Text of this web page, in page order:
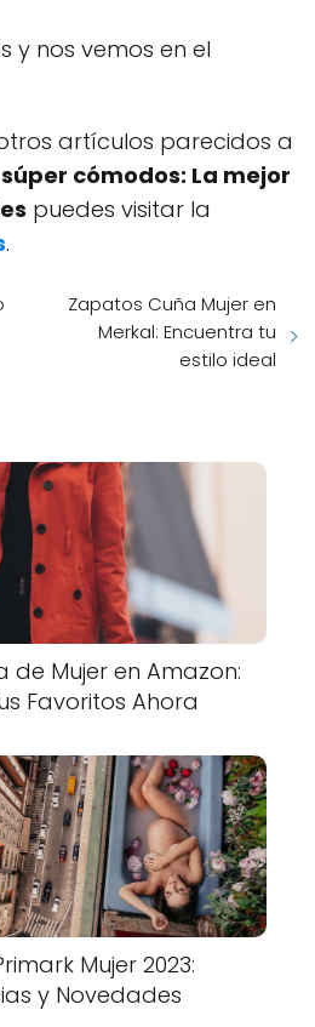
y nos vemos en el
artículos parecidos a
cómodos: La mejor
puedes visitar la
.
Zapatos Cuña Mujer en
Merkal: Encuentra tu
estilo ideal
de Mujer en Amazon:
Favoritos Ahora
Mujer 2023:
y Novedades